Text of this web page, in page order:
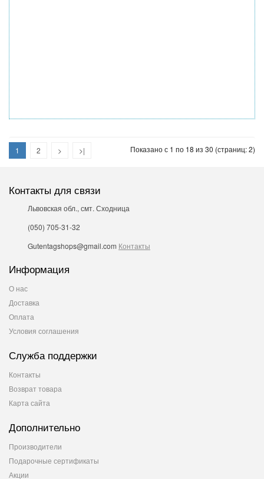
1 2 > >| Показано с 1 по 18 из 30 (страниц: 2)
Контакты для связи
Львовская обл., смт. Сходница
(050) 705-31-32
Gutentagshops@gmail.com Контакты
Информация
О нас
Доставка
Оплата
Условия соглашения
Служба поддержки
Контакты
Возврат товара
Карта сайта
Дополнительно
Производители
Подарочные сертификаты
Акции